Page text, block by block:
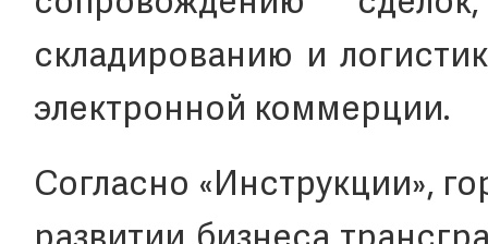
складированию и
электронной коммерции.
Согласно «Инструкции»,